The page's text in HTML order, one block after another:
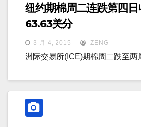
纽约期棉周二连跌第四
63.63美分
3 月 4, 2015 ZENG
洲际交易所(ICE)期棉周二跌至